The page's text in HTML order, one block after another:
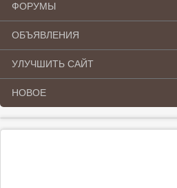
ФОРУМЫ
ОБЪЯВЛЕНИЯ
УЛУЧШИТЬ САЙТ
НОВОЕ